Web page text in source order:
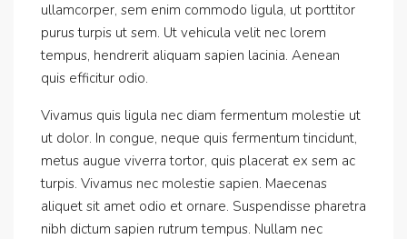
ullamcorper, sem enim commodo ligula, ut porttitor
purus turpis ut sem. Ut vehicula velit nec lorem
tempus, hendrerit aliquam sapien lacinia. Aenean
quis efficitur odio.
Vivamus quis ligula nec diam fermentum molestie ut
ut dolor. In congue, neque quis fermentum tincidunt,
metus augue viverra tortor, quis placerat ex sem ac
turpis. Vivamus nec molestie sapien. Maecenas
aliquet sit amet odio et ornare. Suspendisse pharetra
nibh dictum sapien rutrum tempus. Nullam nec